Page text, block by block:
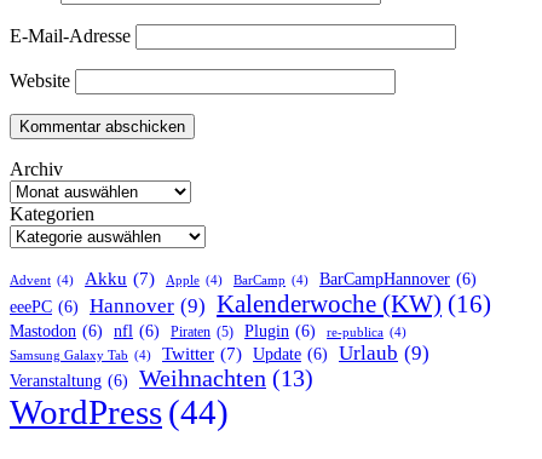
E-Mail-Adresse
Website
Archiv
Kategorien
Advent (4) Akku (7) Apple (4) BarCamp (4) BarCampHannover (6)
eeePC (6) Hannover (9) Kalenderwoche (KW) (16)
Mastodon (6) nfl (6) Piraten (5) Plugin (6) re-publica (4)
Samsung Galaxy Tab (4) Twitter (7) Update (6) Urlaub (9)
Veranstaltung (6) Weihnachten (13)
WordPress(44)